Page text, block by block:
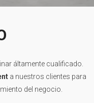
áltamente cualificado.
a nuestros clientes para
del negocio.